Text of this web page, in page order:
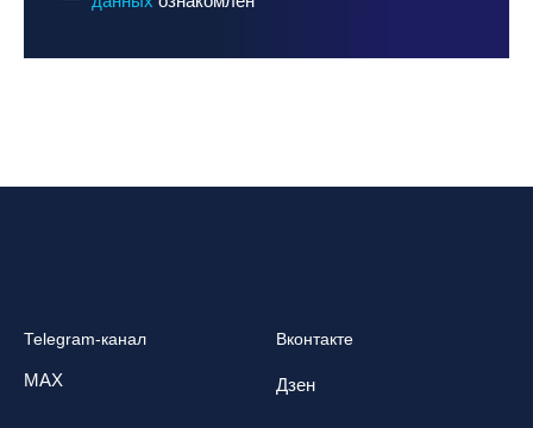
Telegram-канал Вконтакте
MAX Дзен